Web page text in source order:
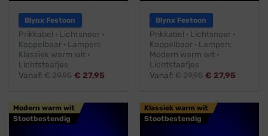
Blynx Festoon
Prikkabel · Lichtsnoer ·
Koppelbaar · Lampen:
Klassiek warm wit ·
Lichtstaafjes
Vanaf:€29,95 € 27,95
Blynx Festoon
Prikkabel · Lichtsnoer ·
Koppelbaar · Lampen:
Modern warm wit ·
Lichtstaafjes
Vanaf:€29,95 € 27,95
Modern warm wit
Stootbestendig
Klassiek warm wit
Stootbestendig